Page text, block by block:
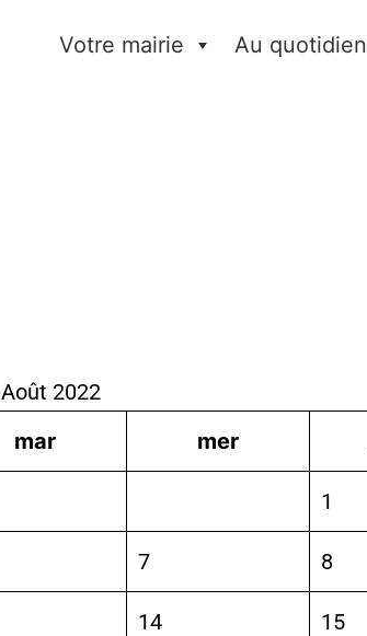
Votre mairie Au quotidien
Août 2022
mar mer
1
7 8
14 15